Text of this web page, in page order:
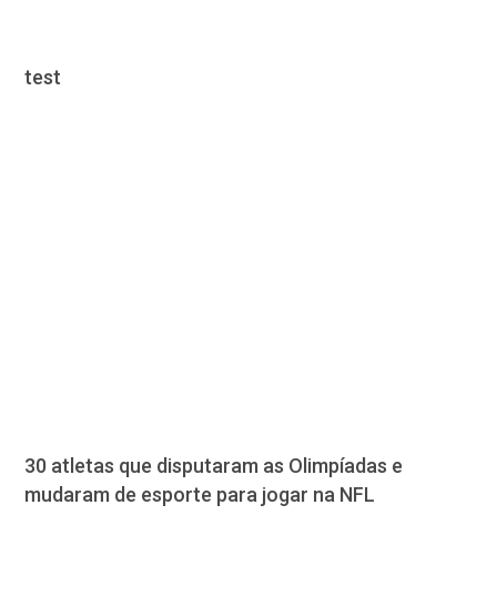
test
30 atletas que disputaram as Olimpíadas e
mudaram de esporte para jogar na NFL